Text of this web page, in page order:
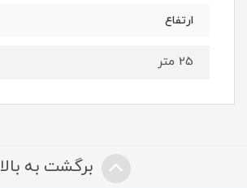
ارتفاع
25 متر
برگشت به بالا